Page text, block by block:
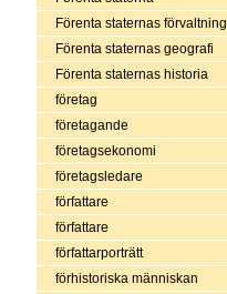
Förenta staternas förvaltning
Förenta staternas geografi
Förenta staternas historia
företag
företagande
företagsekonomi
företagsledare
författare
författare
författarporträtt
förhistoriska människan